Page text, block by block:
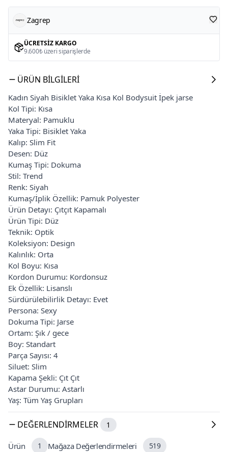
Zagrep
ÜCRETSIZ KARGO
9.600₺ üzeri siparişlerde
ÜRÜN BILGILERI
Kadın Siyah Bisiklet Yaka Kısa Kol Bodysuit İpek jarse
Kol Tipi: Kısa
Materyal: Pamuklu
Yaka Tipi: Bisiklet Yaka
Kalıp: Slim Fit
Desen: Düz
Kumaş Tipi: Dokuma
Stil: Trend
Renk: Siyah
Kumaş/İplik Özellik: Pamuk Polyester
Ürün Detayı: Çıtçıt Kapamalı
Ürün Tipi: Düz
Teknik: Optik
Koleksiyon: Design
Kalınlık: Orta
Kol Boyu: Kısa
Kordon Durumu: Kordonsuz
Ek Özellik: Lisanslı
Sürdürülebilirlik Detayı: Evet
Persona: Sexy
Dokuma Tipi: Jarse
Ortam: Şık / gece
Boy: Standart
Parça Sayısı: 4
Siluet: Slim
Kapama Şekli: Çıt Çıt
Astar Durumu: Astarlı
Yaş: Tüm Yaş Grupları
DEĞERLENDIRMELER 1
Ürün 1 Mağaza Değerlendirmeleri 519